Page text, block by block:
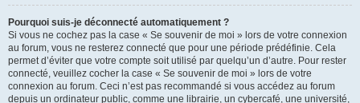
Pourquoi suis-je déconnecté automatiquement ?
Si vous ne cochez pas la case « Se souvenir de moi » lors de votre connexion
au forum, vous ne resterez connecté que pour une période prédéfinie. Cela
permet d’éviter que votre compte soit utilisé par quelqu’un d’autre. Pour rester
connecté, veuillez cocher la case « Se souvenir de moi » lors de votre
connexion au forum. Ceci n’est pas recommandé si vous accédez au forum
depuis un ordinateur public, comme une librairie, un cybercafé, une université,